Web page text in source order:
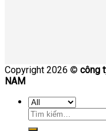
Copyright 2026 © công
NAM